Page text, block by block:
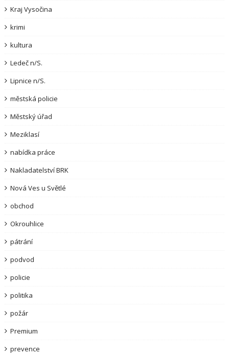
Kraj Vysočina
krimi
kultura
Ledeč n/S.
Lipnice n/S.
městská policie
Městský úřad
Meziklasí
nabídka práce
Nakladatelství BRK
Nová Ves u Světlé
obchod
Okrouhlice
pátrání
podvod
policie
politika
požár
Premium
prevence